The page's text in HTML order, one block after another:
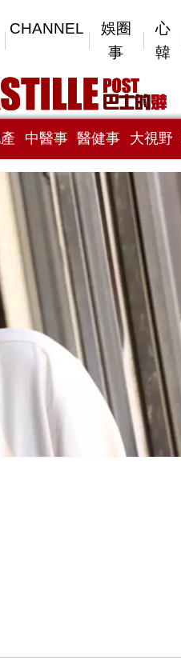
CHANNEL
娛圈
事
心
韓
中醫事 醫健事 大視野